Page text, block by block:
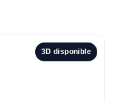
3D disponible